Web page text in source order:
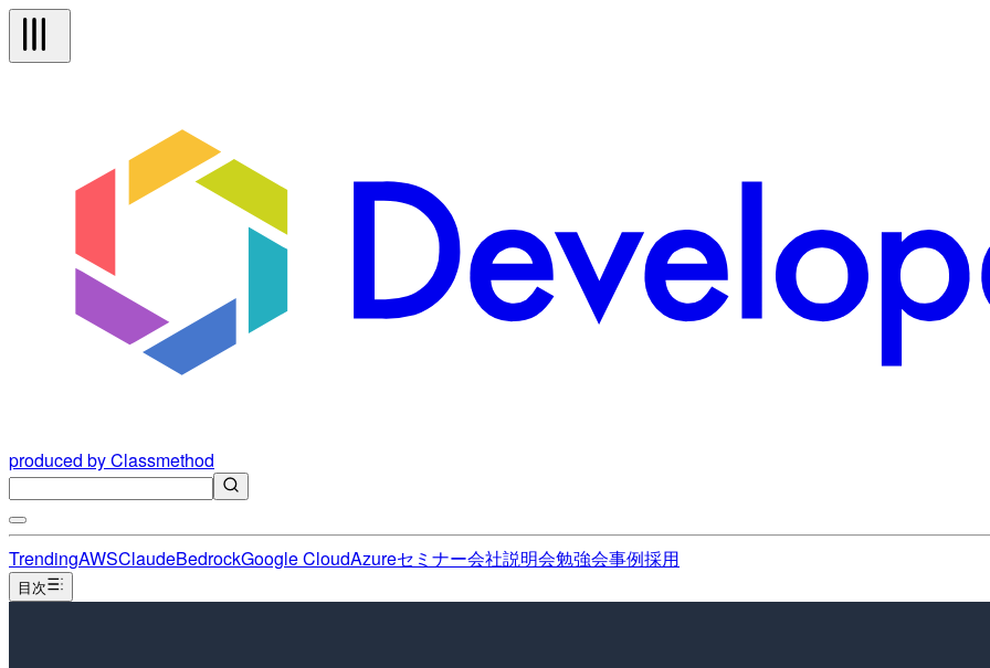
produced by Classmethod
TrendingAWSClaudeBedrockGoogle CloudAzureセミナー会社説明会勉強会事例採用
目次